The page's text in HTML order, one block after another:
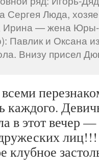
Сергея Люда,
Ирина — жена
Павлик и Оксана
Внизу присел
каждого.
в этот вечер
лиц!!!
клубное